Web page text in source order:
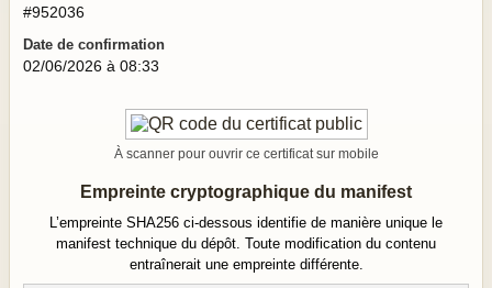
#952036
Date de confirmation
02/06/2026 à 08:33
À scanner pour ouvrir ce certificat sur mobile
Empreinte cryptographique du manifest
L’empreinte SHA256 ci-dessous identifie de manière unique le
manifest technique du dépôt. Toute modification du contenu
entraînerait une empreinte différente.